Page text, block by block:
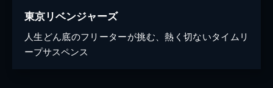
東京リベンジャーズ
人生どん底のフリーターが挑む、熱く切ないタイムリ
ープサスペンス